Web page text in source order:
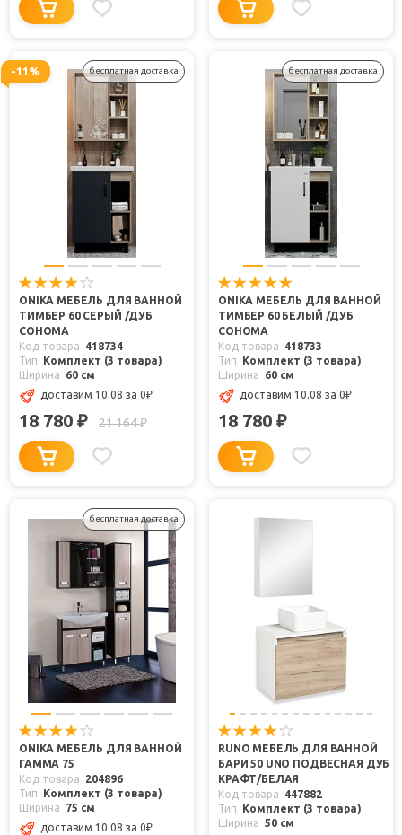
-11% бесплатная доставка
ONIKA МЕБЕЛЬ ДЛЯ ВАННОЙ
ТИМБЕР 60 СЕРЫЙ /ДУБ
СОНОМА
Код товара
418734
Тип
Комплект (3 товара)
Ширина
60 см
доставим 10.08 за 0₽
18 780 ₽ 21 164₽
бесплатная доставка
ONIKA МЕБЕЛЬ ДЛЯ ВАННОЙ
ТИМБЕР 60 БЕЛЫЙ /ДУБ
СОНОМА
Код товара
418733
Тип
Комплект (3 товара)
Ширина
60 см
доставим 10.08 за 0₽
18 780 ₽
бесплатная доставка
ONIKA МЕБЕЛЬ ДЛЯ ВАННОЙ
ГАММА 75
Код товара
204896
Тип
Комплект (3 товара)
Ширина
75 см
доставим 10.08 за 0₽
RUNO МЕБЕЛЬ ДЛЯ ВАННОЙ
БАРИ 50 UNO ПОДВЕСНАЯ ДУБ
КРАФТ/БЕЛАЯ
Код товара
447882
Тип
Комплект (3 товара)
Ширина 50 см